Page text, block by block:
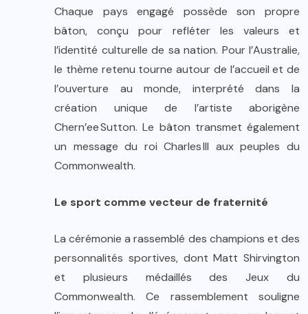
Chaque pays engagé possède son propre
bâton, conçu pour refléter les valeurs et
l’identité culturelle de sa nation. Pour l’Australie,
le thème retenu tourne autour de l’accueil et de
l’ouverture au monde, interprété dans la
création unique de l’artiste aborigène
Chern’ee Sutton. Le bâton transmet également
un message du roi Charles III aux peuples du
Commonwealth.
Le sport comme vecteur de fraternité
La cérémonie a rassemblé des champions et des
personnalités sportives, dont Matt Shirvington
et plusieurs médaillés des Jeux du
Commonwealth. Ce rassemblement souligne